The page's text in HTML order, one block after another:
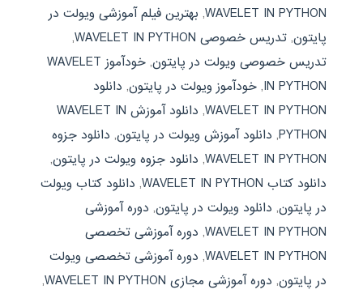
WAVELET IN PYTHON
, بهترین فیلم آموزشی ویولت در
پایتون, تدریس خصوصی WAVELET IN PYTHON
,
تدریس خصوصی ویولت در پایتون,
خودآموز WAVELET
IN PYTHON
, خودآموز ویولت در پایتون, دانلود
WAVELET IN PYTHON
,
دانلود آموزش WAVELET IN
PYTHON
, دانلود آموزش ویولت در پایتون, دانلود جزوه
WAVELET IN PYTHON
, دانلود جزوه ویولت در پایتون,
دانلود کتاب WAVELET IN PYTHON
, دانلود کتاب ویولت
در پایتون, دانلود ویولت در پایتون, دوره آموزشی
WAVELET IN PYTHON
, دوره آموزشی تخصصی
WAVELET IN PYTHON
, دوره آموزشی تخصصی ویولت
در پایتون, دوره آموزشی مجازی WAVELET IN PYTHON
,